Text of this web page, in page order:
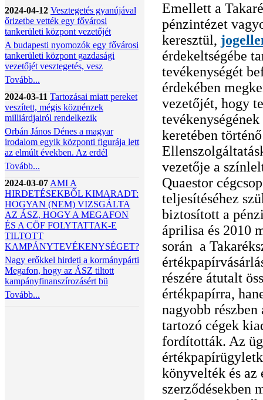
2024-04-12 Vesztegetés gyanújával
őrizetbe vették egy fővárosi
tankerületi központ vezetőjét
A budapesti nyomozók egy fővárosi
tankerületi központ gazdasági
vezetőjét vesztegetés, vesz
Tovább...
2024-03-11 Tartozásai miatt pereket
veszített, mégis közpénzek
milliárdjairól rendelkezik
Orbán János Dénes a magyar
irodalom egyik központi figurája lett
az elmúlt években. Az erdél
Tovább...
2024-03-07 AMI A
HIRDETÉSEKBŐL KIMARADT:
HOGYAN (NEM) VIZSGÁLTA
AZ ÁSZ, HOGY A MEGAFON
ÉS A CÖF FOLYTATTAK-E
TILTOTT
KAMPÁNYTEVÉKENYSÉGET?
Nagy erőkkel hirdeti a kormánypárti
Megafon, hogy az ÁSZ tiltott
kampányfinanszírozásért bü
Tovább...
Emellett a
pénzintézet
keresztül,
érdekeltségébe
tevékenységét
érdekében
vezetőjét, hogy
keretében
vezetője a
Quaestor
teljesítéséhez
biztosított a
áprilisa és 2010
során a
részére átutalt
értékpapírra,
nagyobb
tartozó cégek
fordították. Az
könyvelték és
szerződésekben